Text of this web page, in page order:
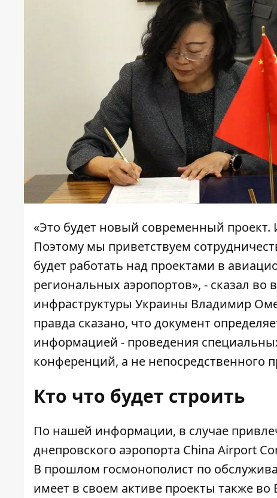
«Это будет новый современный
Поэтому мы приветствуем
будет работать над проектами в
региональных аэропортов», - сказал
инфраструктуры Украины Владимир
правда сказано, что документ
информацией - проведения
конференций, а не непосредственного
Кто что будет строить
По нашей информации, в случае
днепровского аэропорта China Airport
В прошлом госмонополист по
имеет в своем активе проекты также